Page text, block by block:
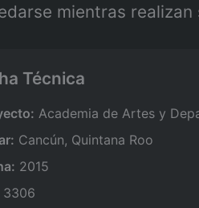
mientras realizan
Técnica
Academia de Artes y
Cancún, Quintana Roo
2015
3306